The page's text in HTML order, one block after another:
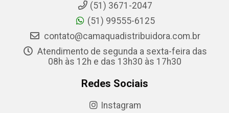
(51) 3671-2047
(51) 99555-6125
contato@camaquadistribuidora.com.br
Atendimento de segunda a sexta-feira das
08h às 12h e das 13h30 às 17h30
Redes Sociais
Instagram